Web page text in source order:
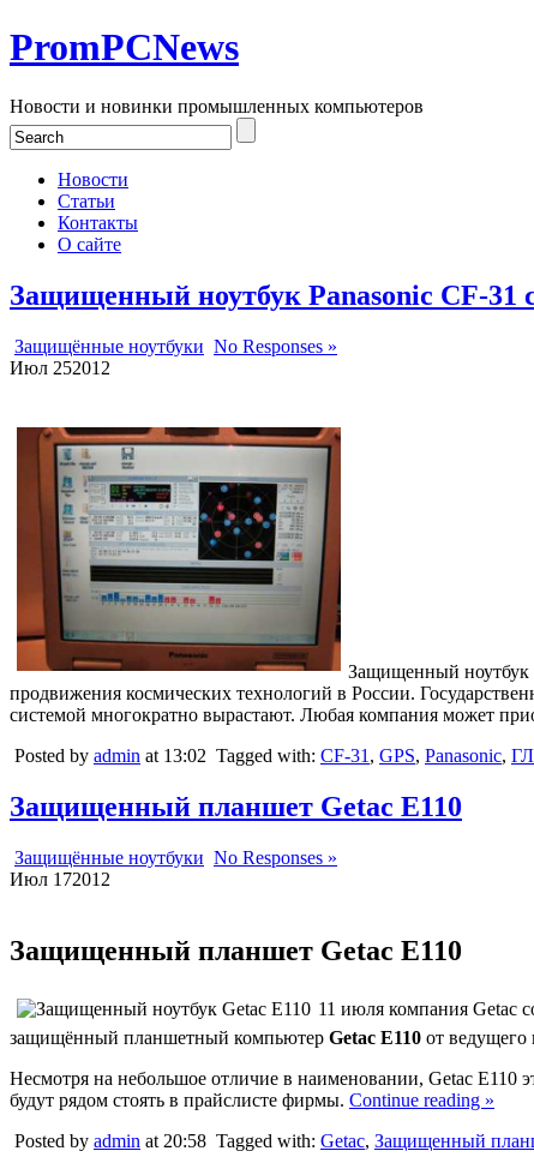
PromPCNews
Новости и новинки промышленных компьютеров
Новости
Статьи
Контакты
О сайте
Защищенный ноутбук Panasonic СF-
Защищённые ноутбуки No Responses »
Июл 252012
Защищенный ноутбук
продвижения космических технологий в России.
системой многократно вырастают. Любая компания может
Posted by admin at 13:02 Tagged with: CF-31 , GPS, Panasonic,
Защищенный планшет Getac E110
Защищённые ноутбуки No Responses »
Июл 172012
Защищенный планшет Getac E110
11 июля компания Getac
защищённый планшетный компьютер Getac E110 от ведущего
Несмотря на небольшое отличие в наименовании, Getac E110
будут рядом стоять в прайслисте фирмы. Continue reading »
Posted by admin at 20:58 Tagged with: Getac, Защищенный